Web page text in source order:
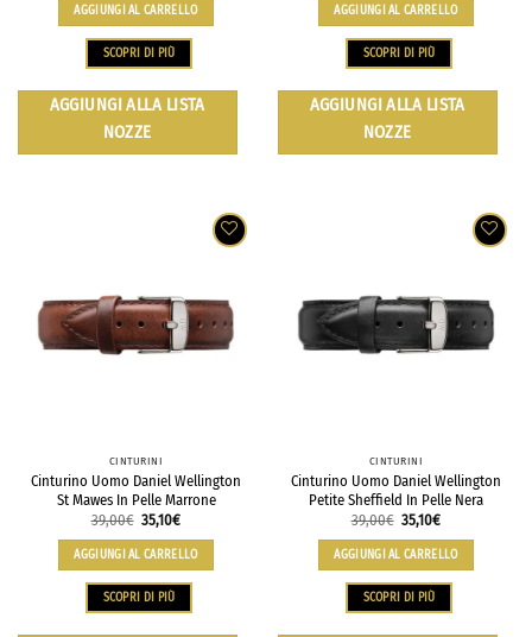
AGGIUNGI AL CARRELLO
SCOPRI DI PIÙ
AGGIUNGI ALLA LISTA
NOZZE
AGGIUNGI AL CARRELLO
SCOPRI DI PIÙ
AGGIUNGI ALLA LISTA
NOZZE
CINTURINI
Cinturino Uomo Daniel Wellington
St Mawes In Pelle Marrone
39,00€ 35,10€
AGGIUNGI AL CARRELLO
SCOPRI DI PIÙ
CINTURINI
Cinturino Uomo Daniel Wellington
Petite Sheffield In Pelle Nera
39,00€ 35,10€
AGGIUNGI AL CARRELLO
SCOPRI DI PIÙ